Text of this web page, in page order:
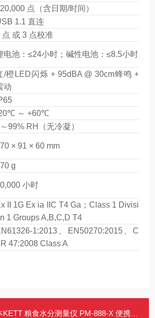
点（含日期/时间）
1.1 直连
点 或 3 点校准
电池：≤24小时；碱性电池：≤8.5小时
/橙LED闪烁 + 95dBA @ 30cm蜂鸣 +
动
～ +60℃
99% RH（无冷凝）
× 91 × 60 mm
g
小时
II 1G Ex ia IIC T4 Ga；Class 1 Divisi
1 Groups A,B,C,D T4
1:2013、EN50270:2015、C
47:2008 Class A
粮食水分测量仪 PM-888-X 便携式 数码显示 自动关机